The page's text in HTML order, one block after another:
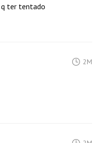
q ter tentado
2M